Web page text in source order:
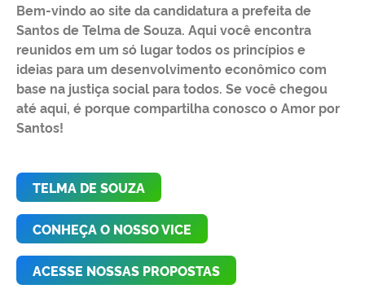
Bem-vindo ao site da candidatura a prefeita de
Santos de Telma de Souza. Aqui você encontra
reunidos em um só lugar todos os princípios e
ideias para um desenvolvimento econômico com
base na justiça social para todos. Se você chegou
até aqui, é porque compartilha conosco o Amor por
Santos!
TELMA DE SOUZA
CONHEÇA O NOSSO VICE
ACESSE NOSSAS PROPOSTAS